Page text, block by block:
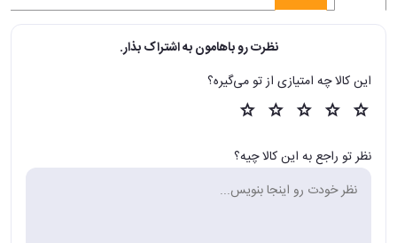
نظرت رو باهامون به اشتراک بذار.
این کالا چه امتیازی از تو می‌گیره؟
نظر تو راجع به این کالا چیه؟